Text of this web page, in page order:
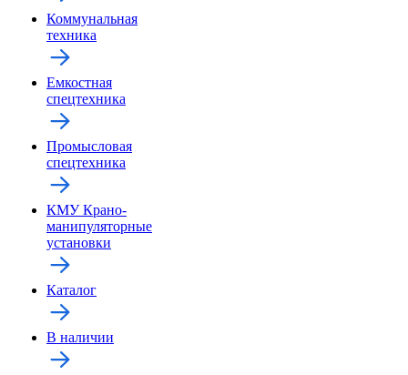
Коммунальная
техника
Емкостная
спецтехника
Промысловая
спецтехника
КМУ Крано-
манипуляторные
установки
Каталог
В наличии